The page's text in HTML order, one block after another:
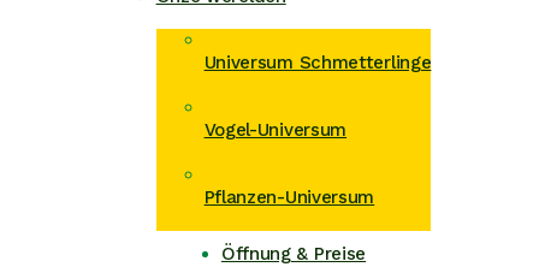
Universum Schmetterlinge
Vogel-Universum
Pflanzen-Universum
Öffnung & Preise